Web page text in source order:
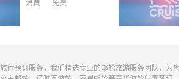
消费 免费
行预订服务，我们精选专业的邮轮旅游服务团队，